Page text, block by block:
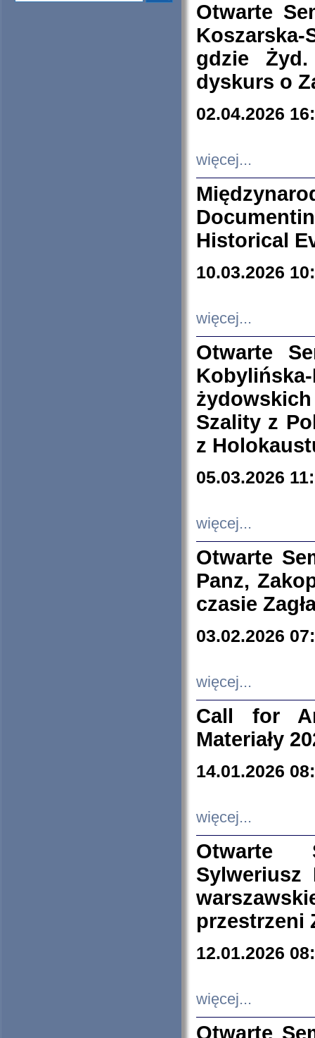
Otwarte
Koszarska-
gdzie
dyskurs o
02.04.2026
więcej...
Historical
10.03.2026
więcej...
Otwarte
Szality z
z
05.03.2026
więcej...
Otwarte
Panz,
czasie
03.02.2026
więcej...
Call for
Materiały
14.01.2026
więcej...
Otwarte
Sylweriusz
przestrzeni
12.01.2026
więcej...
Otwarte